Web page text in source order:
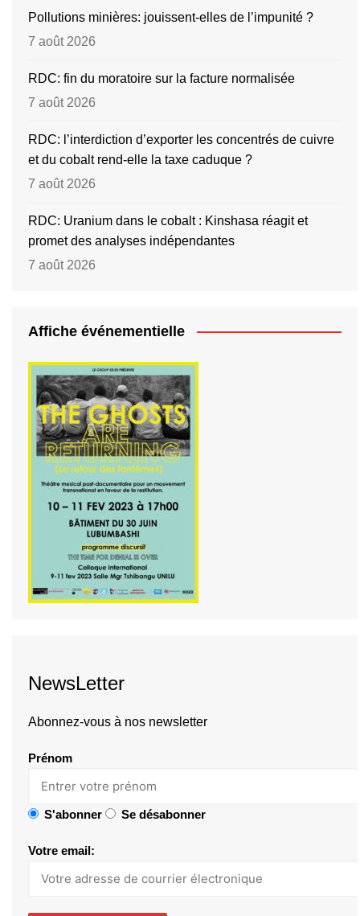
Pollutions minières: jouissent-elles de l’impunité ?
7 août 2026
RDC: fin du moratoire sur la facture normalisée
7 août 2026
RDC: l’interdiction d’exporter les concentrés de cuivre
et du cobalt rend-elle la taxe caduque ?
7 août 2026
RDC: Uranium dans le cobalt : Kinshasa réagit et
promet des analyses indépendantes
7 août 2026
Affiche événementielle
NewsLetter
Abonnez-vous à nos newsletter
Prénom
S'abonner Se désabonner
Votre email: